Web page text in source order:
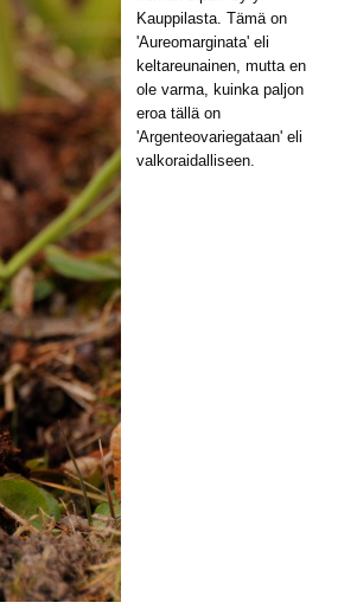
Kauppilasta. Tämä on
'Aureomarginata' eli
keltareunainen, mutta en
ole varma, kuinka paljon
eroa tällä on
'Argenteovariegataan' eli
valkoraidalliseen.